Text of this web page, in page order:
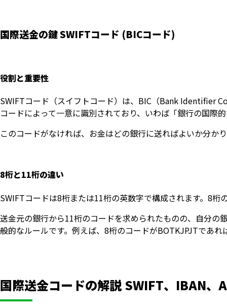
国際送金の鍵 SWIFTコード (BICコード)
役割と重要性
SWIFTコード（スイフトコード）は、BIC（Bank Identifier
コードによって一意に識別されており、いわば「銀行の国際
このコードがなければ、お金はどの銀行に送ればよいか分か
8桁と11桁の違い
SWIFTコードは8桁または11桁の英数字で構成されます。8
送金元の銀行から11桁のコードを求められたものの、自分の
般的なルールです。例えば、8桁のコードがBOTKJPJTであれ
国際送金コードの解説 SWIFT、IBAN、